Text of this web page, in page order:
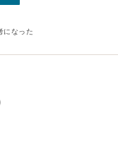
になった